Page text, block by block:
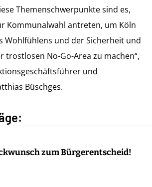
Themenschwerpunkte sind es,
Kommunalwahl antreten, um Köln
Wohlfühlens und der Sicherheit und
trostlosen No-Go-Area zu machen“,
und
Büschges.
zum Bürgerentscheid!